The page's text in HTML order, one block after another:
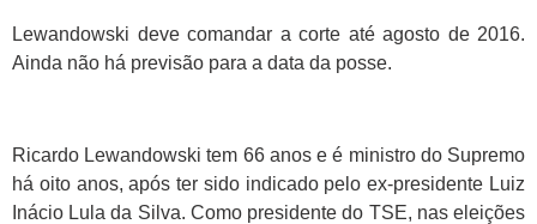
Lewandowski deve comandar a corte até agosto de 2016.
Ainda não há previsão para a data da posse.
Ricardo Lewandowski tem 66 anos e é ministro do Supremo
há oito anos, após ter sido indicado pelo ex-presidente Luiz
Inácio Lula da Silva. Como presidente do TSE, nas eleições